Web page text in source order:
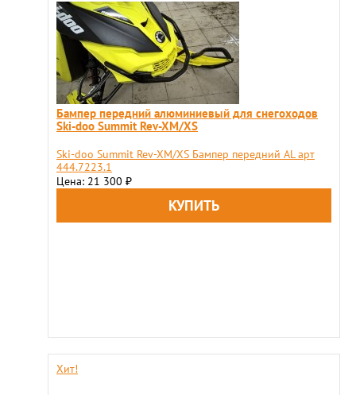
Бампер передний алюминиевый для снегоходов
Ski-doo Summit Rev-XM/XS
Ski-doo Summit Rev-XM/XS Бампер передний AL арт
444.7223.1
Цена: 21 300 ₽
Хит!